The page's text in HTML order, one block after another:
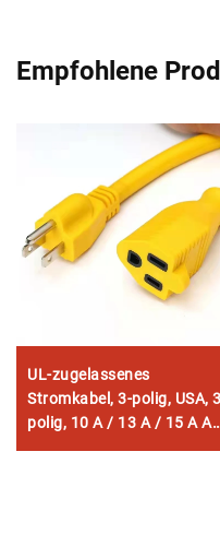
Empfohlene
UL-zugelassenes
Stromkabel, 3-polig, USA,
polig, 10 A / 13 A / 15 A